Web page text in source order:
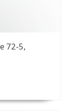
72-5,